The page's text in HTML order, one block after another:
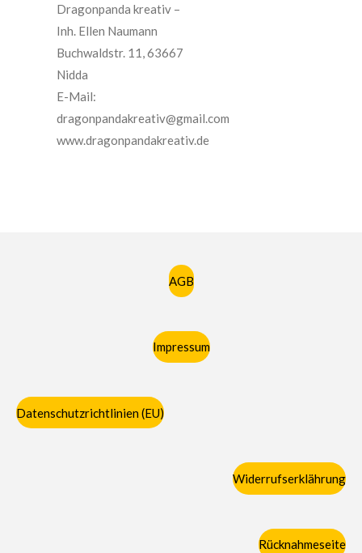
Dragonpanda kreativ –
Inh. Ellen Naumann
Buchwaldstr. 11, 63667
Nidda
E-Mail:
dragonpandakreativ@gmail.com
www.dragonpandakreativ.de
AGB
Impressum
Datenschutzrichtlinien (EU)
Widerrufserklährung
Rücknahmeseite